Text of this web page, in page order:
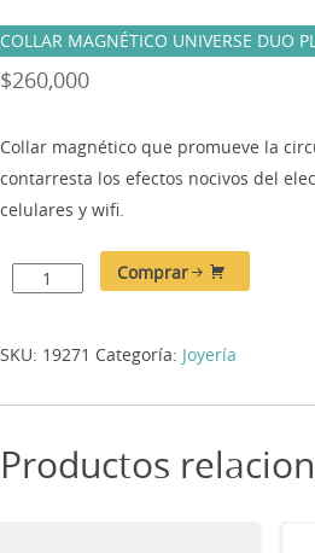
COLLAR MAGNÉTICO UNIVERSE DUO
$260,000
Collar magnético que promueve la
contarresta los efectos nocivos del
celulares y wifi.
Comprar
SKU: 19271 Categoría: Joyería
Productos